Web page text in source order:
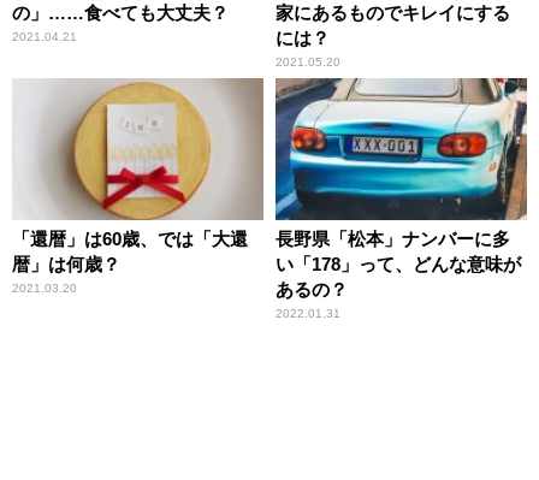
の」……食べても大丈夫？
2021.04.21
家にあるものでキレイにする
には？
2021.05.20
「還暦」は60歳、では「大還
暦」は何歳？
2021.03.20
長野県「松本」ナンバーに多
い「178」って、どんな意味が
あるの？
2022.01.31